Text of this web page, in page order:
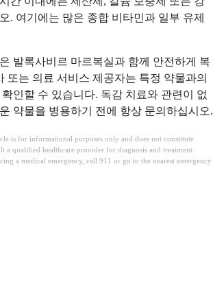
. 여기에는 많은 종합 비타민과 일부 유제
발록사비르 마르복실과 함께 안전하게 복
또는 의료 서비스 제공자는 특정 약물과의
인할 수 있습니다. 독감 치료와 관련이 없
약물을 병용하기 전에 항상 문의하십시오.
is for informational purposes only and does not constitute
a qualified healthcare provider for diagnosis and treatment
a medical emergency, call 911 or go to the nearest emergency